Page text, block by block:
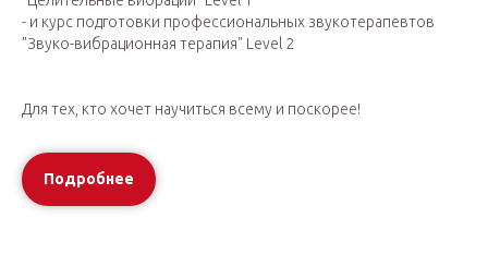
- и курс подготовки профессиональных звукотерапевтов
"Звуко-вибрационная терапия" Level 2
Для тех, кто хочет научиться всему и поскорее!
Подробнее